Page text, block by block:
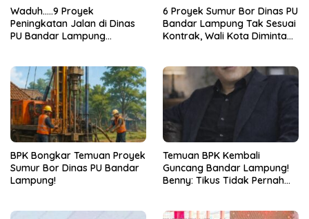
Waduh…..9 Proyek
Peningkatan Jalan di Dinas
PU Bandar Lampung
6 Proyek Sumur Bor Dinas PU
Bandar Lampung Tak Sesuai
Kontrak, Wali Kota Diminta
BPK Bongkar Temuan Proyek
Sumur Bor Dinas PU Bandar
Lampung!
Temuan BPK Kembali
Guncang Bandar Lampung!
Benny: Tikus Tidak Pernah